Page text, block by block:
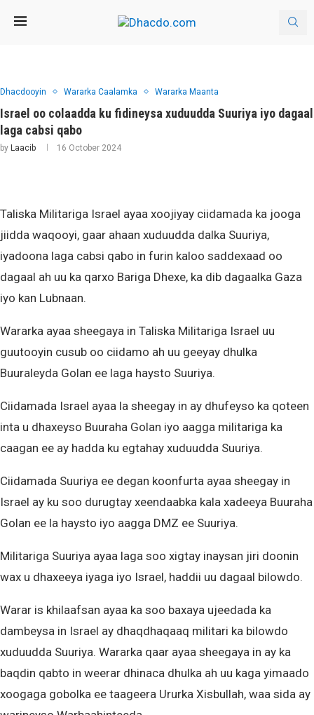
Dhacdooyin Wararka Caalamka Wararka Maanta
Israel oo colaadda ku fidineysa xuduudda Suuriya iyo dagaal
laga cabsi qabo
by Laacib 16 October 2024
Taliska Militariga Israel ayaa xoojiyay ciidamada ka jooga
jiidda waqooyi, gaar ahaan xuduudda dalka Suuriya,
iyadoona laga cabsi qabo in furin kaloo saddexaad oo
dagaal ah uu ka qarxo Bariga Dhexe, ka dib dagaalka Gaza
iyo kan Lubnaan.
Wararka ayaa sheegaya in Taliska Militariga Israel uu
guutooyin cusub oo ciidamo ah uu geeyay dhulka
Buuraleyda Golan ee laga haysto Suuriya.
Ciidamada Israel ayaa la sheegay in ay dhufeyso ka qoteen
inta u dhaxeyso Buuraha Golan iyo aagga militariga ka
caagan ee ay hadda ku egtahay xuduudda Suuriya.
Ciidamada Suuriya ee degan koonfurta ayaa sheegay in
Israel ay ku soo durugtay xeendaabka kala xadeeya Buuraha
Golan ee la haysto iyo aagga DMZ ee Suuriya.
Militariga Suuriya ayaa laga soo xigtay inaysan jiri doonin
wax u dhaxeeya iyaga iyo Israel, haddii uu dagaal bilowdo.
Warar is khilaafsan ayaa ka soo baxaya ujeedada ka
dambeysa in Israel ay dhaqdhaqaaq militari ka bilowdo
xuduudda Suuriya. Wararka qaar ayaa sheegaya in ay ka
baqdin qabto in weerar dhinaca dhulka ah uu kaga yimaado
xoogaga gobolka ee taageera Ururka Xisbullah, waa sida ay